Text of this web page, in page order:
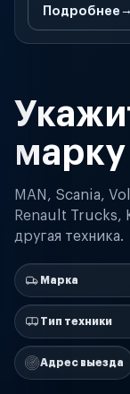
Подробнее
MAN, Scania,
Renault Trucks,
другая техника.
Марка
Тип техники
Адрес выезда